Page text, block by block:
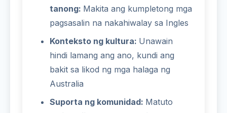
tanong: Makita ang kumpletong mga
pagsasalin na nakahiwalay sa Ingles
Konteksto ng kultura: Unawain
hindi lamang ang ano, kundi ang
bakit sa likod ng mga halaga ng
Australia
Suporta ng komunidad: Matuto